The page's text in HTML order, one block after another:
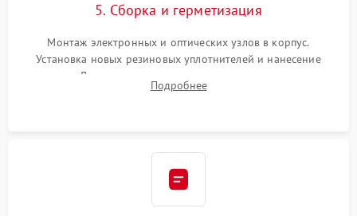
5. Сборка и герметизация
Монтаж электронных и оптических узлов в корпус.
Установка новых резиновых уплотнителей и нанесение
герметика. Для закрытых коллиматоров — вакуумирование и
заполнение инертным газом для исключения запотевания
Подробнее